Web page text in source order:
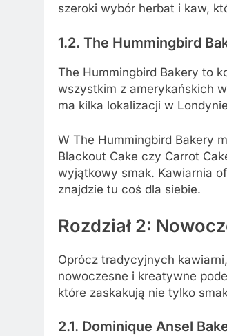
szeroki wybór herbat i kaw,
1.2. The Hummingbird
The Hummingbird Bakery to
wszystkim z amerykańskich
ma kilka lokalizacji w
W The Hummingbird Bakery
Blackout Cake czy Carrot
wyjątkowy smak. Kawiarnia
znajdzie tu coś dla siebie.
Rozdział 2:
Oprócz tradycyjnych
nowoczesne i kreatywne
które zaskakują nie tylko
2.1. Dominique Ansel